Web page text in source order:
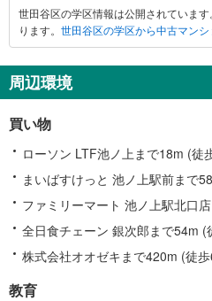
世田谷区の学区情報は公開されていま
ります。 世田谷区の学区から中古マン
周辺環境
買い物
ローソン LTF池ノ上まで18m (徒
まいばすけっと 池ノ上駅前まで
ファミリーマート 池ノ上駅北口
全日食チェーン 銀次郎まで54m (
株式会社オオゼキまで420m (徒
教育